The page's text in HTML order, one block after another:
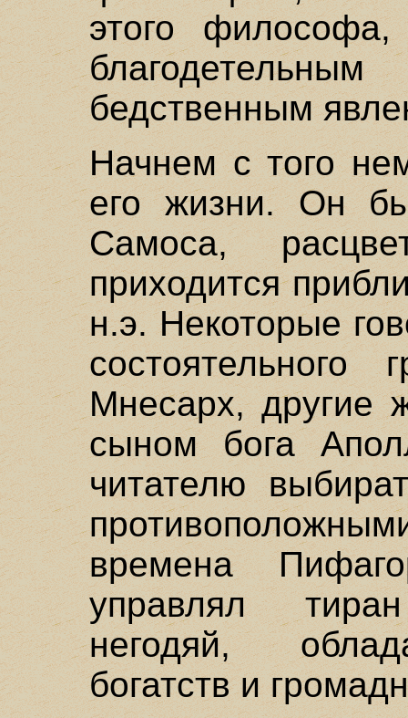
этого
бедственным
Начнем с того
его жизни. Он
Самоса,
приходится
н.э. Некоторые
Мнесарх, другие
сыном бога
читателю
времена
управлял
негодяй,
богатств и